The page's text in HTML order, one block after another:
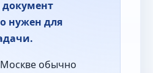
документ
нужен для
обычно